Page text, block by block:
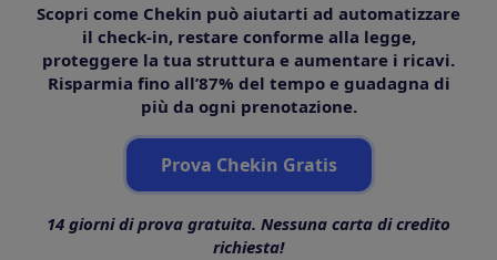
Scopri come Chekin può aiutarti ad automatizzare
il check-in, restare conforme alla legge,
proteggere la tua struttura e aumentare i ricavi.
Risparmia fino all’87% del tempo e guadagna di
più da ogni prenotazione.
Prova Chekin Gratis
14 giorni di prova gratuita. Nessuna carta di credito
richiesta!